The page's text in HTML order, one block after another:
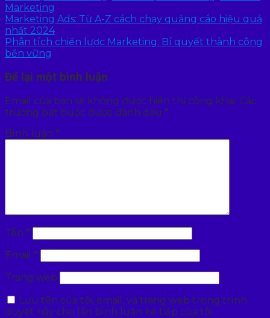
Marketing.
Marketing Ads: Từ A-Z cách chạy quảng cáo hiệu quả
nhất 2024
Phân tích chiến lược Marketing: Bí quyết thành công
bền vững
Để lại một bình luận
Email của bạn sẽ không được hiển thị công khai. Các
trường bắt buộc được đánh dấu *
Bình luận *
Tên *
Email *
Trang web
Lưu tên của tôi, email, và trang web trong trình
duyệt này cho lần bình luận kế tiếp của tôi.